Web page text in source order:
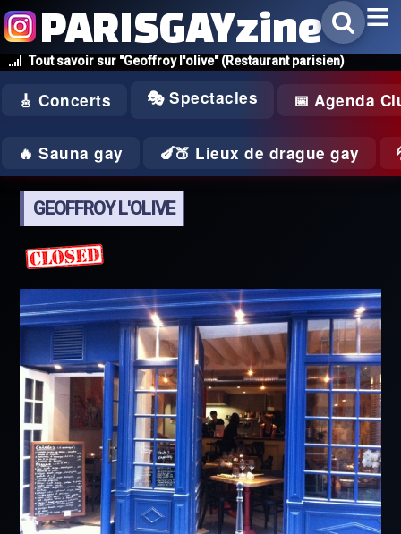
Tout savoir sur "Geoffroy l'olive" (Restaurant parisien)
PARISGAYzine
🎸 Concerts 🎭 Spectacles 📅 Agenda
🔥 Sauna gay 🍆🍑 Lieux de drague gay
GEOFFROY L'OLIVE